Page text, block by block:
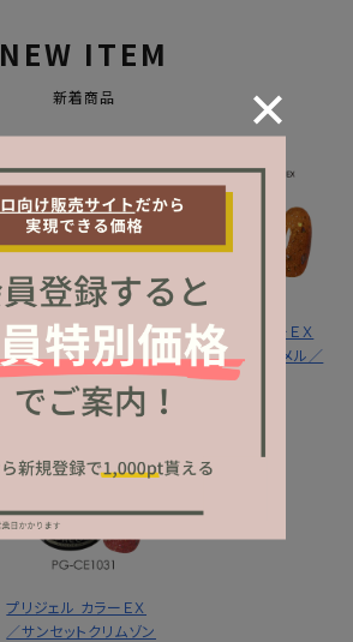
NEW ITEM
新着商品
カラーＥＸ／サンセット
ミラージュシリーズ ３
ｇ×３色セット
3,960円
(税込)
プリジェル カラーＥＸ
／サンセットキャメル／
３ｇ
プリジェル カラーＥＸ
／サンセットクリムゾン